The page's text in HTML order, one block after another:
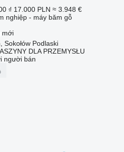
₫ 17.000 PLN ≈ 3.948 €
nghiệp - máy băm gỗ
mới
Sokołów Podlaski
DLA PRZEMYSŁU
người bán